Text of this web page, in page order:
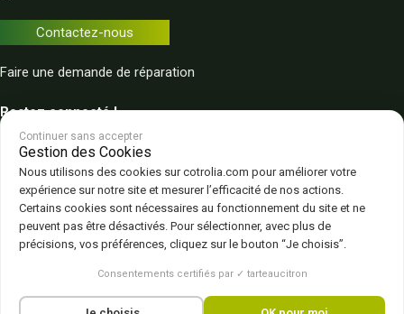
Contactez-nous
Faire une demande de réparation
Restez connecté !
Plan du site Politique de confidentialité CGV – CGU Mentions légales
Gestion des cookies
Continuer sans accepter
Gestion des Cookies
Nous utilisons des cookies sur cotrolia.com pour améliorer votre
expérience sur notre site et mesurer l’efficacité de nos actions.
Certains cookies sont nécessaires au fonctionnement du site et ne
peuvent pas être désactivés. Pour sélectionner, avec plus de
précisions, vos préférences, cliquez sur le bouton “Je choisis”.
Consentements certifiés par ✓ tarteaucitron